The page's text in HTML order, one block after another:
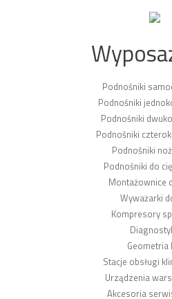
Podnośniki
Podnośniki
Podnośniki
Podnośniki
Podnośniki
Podnośniki do
Montażownice
Wyważarki
Kompresory
Geometria
Stacje obsługi
Urządzenia
Akcesoria